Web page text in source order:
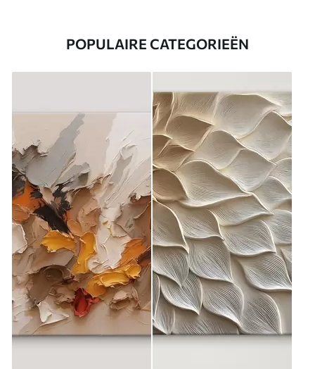
POPULAIRE CATEGORIEËN